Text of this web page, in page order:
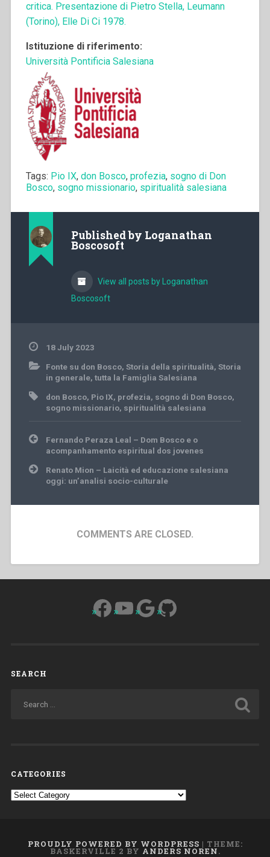
critica. Presentazione di Pietro Stella, Leumann
(Torino), Elle Di Ci 1978.
Istituzione di riferimento:
Università Pontificia Salesiana
Tags: Pio IX, don Bosco, profezia, sogno di Don
Bosco, sogno missionario, spiritualità salesiana
Published by Loganathan
Boscosoft
View all posts by Loganathan
Boscosoft
18 July 2023
Fonte su don Bosco, Storia della spiritualità, Storia
in generale, tutta la Famiglia Salesiana
don Bosco, Pio IX, profezia, sogno di Don Bosco,
sogno missionario, spiritualità salesiana
Post
navigation
Fernando Peraza Leal – Dom Bosco e o
acompanhamento espiritual dos jovenes
Renato Mion – Laicità ed educazione salesiana
oggi: un’analisi socio-culturale
COMMENTS ARE CLOSED.
Facebook
YouTube
Google
GitHub
SEARCH
CATEGORIES
Categories
PROUDLY POWERED BY WORDPRESS | THEME:
BASKERVILLE 2 BY ANDERS NOREN.